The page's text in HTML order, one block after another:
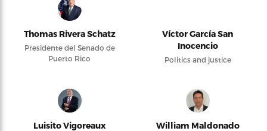
Thomas Rivera Schatz
Presidente del Senado de
Puerto Rico
Víctor García San
Inocencio
Politics and justice
Luisito Vigoreaux William Maldonado